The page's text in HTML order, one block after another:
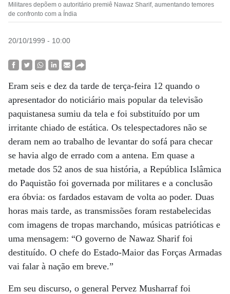
Militares depõem o autoritário premiê Nawaz Sharif, aumentando temores
de confronto com a Índia
20/10/1999 - 10:00
Eram seis e dez da tarde de terça-feira 12 quando o
apresentador do noticiário mais popular da televisão
paquistanesa sumiu da tela e foi substituído por um
irritante chiado de estática. Os telespectadores não se
deram nem ao trabalho de levantar do sofá para checar
se havia algo de errado com a antena. Em quase a
metade dos 52 anos de sua história, a República Islâmica
do Paquistão foi governada por militares e a conclusão
era óbvia: os fardados estavam de volta ao poder. Duas
horas mais tarde, as transmissões foram restabelecidas
com imagens de tropas marchando, músicas patrióticas e
uma mensagem: “O governo de Nawaz Sharif foi
destituído. O chefe do Estado-Maior das Forças Armadas
vai falar à nação em breve.”
Em seu discurso, o general Pervez Musharraf foi